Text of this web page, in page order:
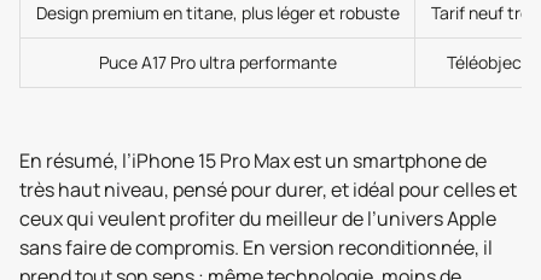
Design premium en titane, plus léger et robuste Tarif neuf
Puce A17 Pro ultra performante Téléobjectif
En résumé, l’iPhone 15 Pro Max est un smartphone de
très haut niveau, pensé pour durer, et idéal pour celles et
ceux qui veulent profiter du meilleur de l’univers Apple
sans faire de compromis. En version reconditionnée, il